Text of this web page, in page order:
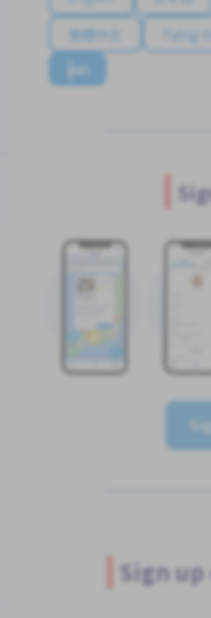
繁體中文
Tiếng
န်မာ
Sign up